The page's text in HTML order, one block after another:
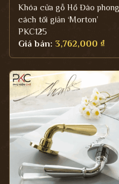
Khóa cửa gỗ Hồ Đào phong
cách tối giản ‘Morton’
PKC125
Giá bán: 3,762,000 ₫